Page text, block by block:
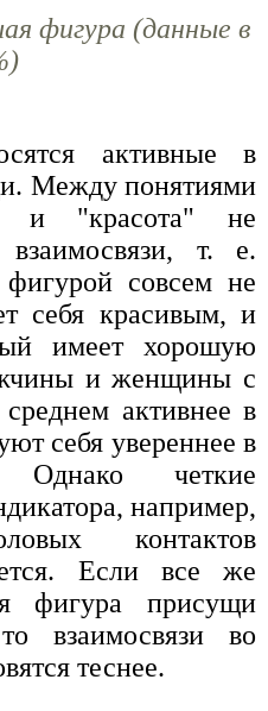
фигура (данные в
активные в
Между понятиями
и "красота" не
взаимосвязи, т. е.
совсем не
себя красивым, и
имеет хорошую
и женщины с
активнее в
себя увереннее в
Однако четкие
например,
контактов
Если все же
фигура присущи
взаимосвязи во
теснее.